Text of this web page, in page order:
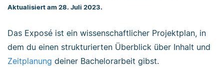
Aktualisiert am 28. Juli 2023.
Das Exposé ist ein wissenschaftlicher Projektplan, in
dem du einen strukturierten Überblick über Inhalt und
Zeitplanung deiner Bachelorarbeit gibst.